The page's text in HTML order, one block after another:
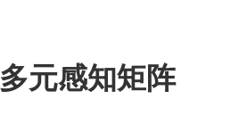
多元感知矩阵